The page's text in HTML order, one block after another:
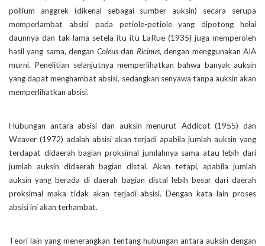
pollium anggrek (dikenal sebagai sumber auksin) secara serupa
memperlambat absisi pada petiole-petiole yang dipotong helai
daunnya dan tak lama setela itu itu LaRue (1935) juga memperoleh
hasil yang sama, dengan Coleusdan Ricinus,dengan menggunakan AIA
murni. Penelitian selanjutnya memperlihatkan bahwa banyak auksin
yang dapat menghambat absisi, sedangkan senyawa tanpa auksin akan
memperlihatkan absisi.
Hubungan antara absisi dan auksin menurut Addicot (1955) dan
Weaver (1972) adalah absisi akan terjadi apabila jumlah auksin yang
terdapat didaerah bagian proksimal jumlahnya sama atau lebih dari
jumlah auksin didaerah bagian distal. Akan tetapi, apabila jumlah
auksin yang berada di daerah bagian distal lebih besar dari daerah
proksimal maka tidak akan terjadi absisi. Dengan kata lain proses
absisi ini akan terhambat.
Teori lain yang menerangkan tentang hubungan antara auksin dengan